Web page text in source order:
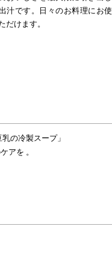
汁です。日々のお料理にお使
だけます。
の冷製スープ」
アを 。